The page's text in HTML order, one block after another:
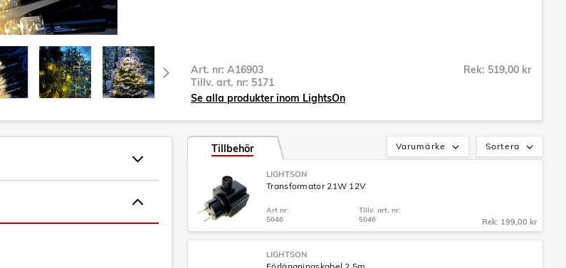
Art. nr: A16903
Tillv. art. nr: 5171
Rek: 519,00 kr
Se alla produkter inom LightsOn
Sortera
Varumärke
Tillbehör
LIGHTSON
Transformator 21W 12V
Art nr:
5046
Tillv. art. nr:
5046
Rek: 199,00 kr
LIGHTSON